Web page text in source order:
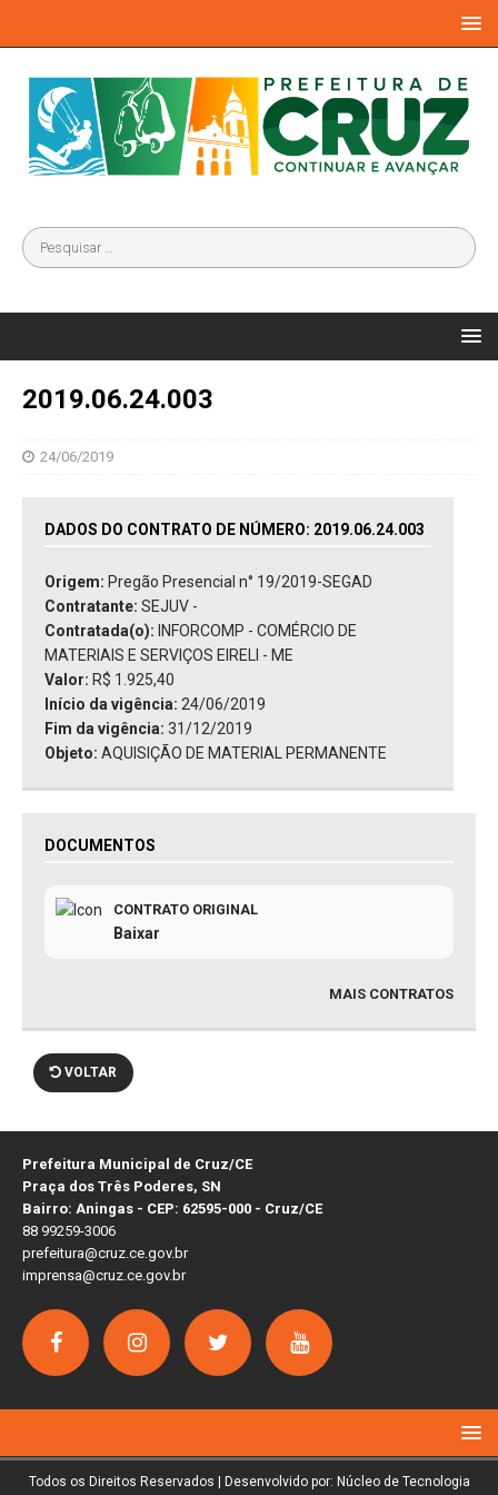
2019.06.24.003
24/06/2019
DADOS DO CONTRATO DE NÚMERO: 2019.06.24.003
Origem: Pregão Presencial n° 19/2019-SEGAD
Contratante: SEJUV -
Contratada(o): INFORCOMP - COMÉRCIO DE
MATERIAIS E SERVIÇOS EIRELI - ME
Valor: R$ 1.925,40
Início da vigência: 24/06/2019
Fim da vigência: 31/12/2019
Objeto: AQUISIÇÃO DE MATERIAL PERMANENTE
DOCUMENTOS
CONTRATO ORIGINAL
Baixar
MAIS CONTRATOS
VOLTAR
Prefeitura Municipal de Cruz/CE
Praça dos Três Poderes, SN
Bairro: Aningas - CEP: 62595-000 - Cruz/CE
88 99259-3006
prefeitura@cruz.ce.gov.br
imprensa@cruz.ce.gov.br
Todos os Direitos Reservados | Desenvolvido por: Núcleo de Tecnologia